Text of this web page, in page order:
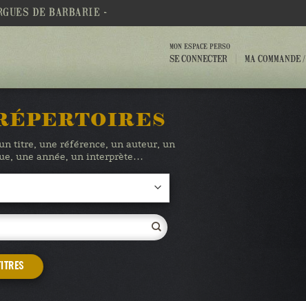
DE BARBARIE -
MON ESPACE PERSO
SE CONNECTER MA COMMANDE /
titre, une référence, un auteur, un
une année, un interprète…